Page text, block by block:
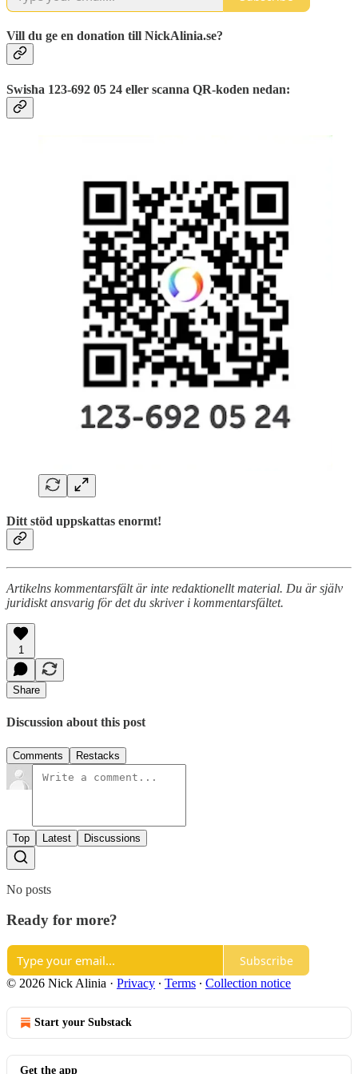
Vill du ge en donation till NickAlinia.se?
Swisha 123-692 05 24 eller scanna QR-koden nedan:
Ditt stöd uppskattas enormt!
Artikelns kommentarsfält är inte redaktionellt material. Du är själv
juridiskt ansvarig för det du skriver i kommentarsfältet.
1
Share
Discussion about this post
Comments Restacks
Top Latest Discussions
No posts
Ready for more?
Subscribe
© 2026 Nick Alinia · Privacy ∙ Terms ∙ Collection notice
Start your Substack
Get the app